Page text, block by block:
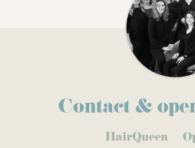
Contact &
HairQueen